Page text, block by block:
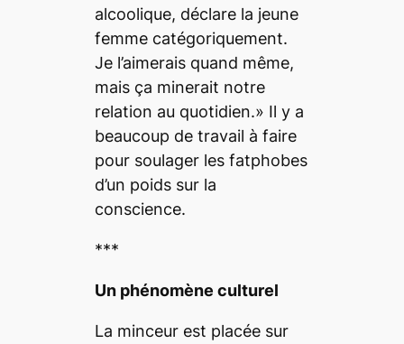
alcoolique, déclare la jeune
femme catégoriquement.
Je l’aimerais quand même,
mais ça minerait notre
relation au quotidien.» Il y a
beaucoup de travail à faire
pour soulager les fatphobes
d’un poids sur la
conscience.
***
Un phénomène culturel
La minceur est placée sur